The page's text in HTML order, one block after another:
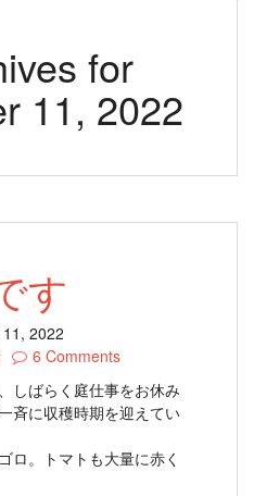
for
11, 2022
す
2022
6 Comments
しばらく庭仕事をお休み
斉に収穫時期を迎えてい
ロ。トマトも大量に赤く